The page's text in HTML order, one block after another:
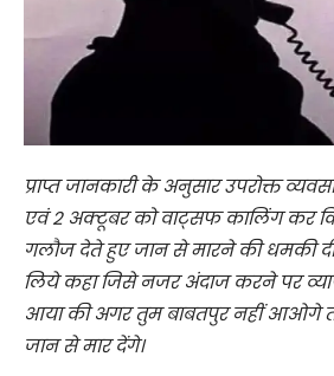
प्राप्त जानकारी के अनुसार उपरोक्त
एवं 2 अक्टूबर को वाट्सफ कालिंग कर
गलौज देते हुए जान से मारने की धमकी
लिये कहा जिसे नजर अंदाज करने पर
आया की अगर तुम बाबतपुर नहीं आओगे
जान से मार देंगे।